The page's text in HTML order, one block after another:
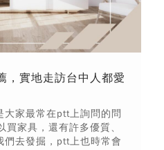
，實地走訪台中人都愛
大家最常在ptt上詢問的問
買家具，還有許多優質、
們去發掘，ptt上也時常會